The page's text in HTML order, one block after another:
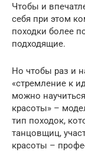
Чтобы и
себя при этом
походки более
подходящие.
Но чтобы раз и
«стремление к
можно
красоты» –
тип походок,
танцовщиц,
красоты –